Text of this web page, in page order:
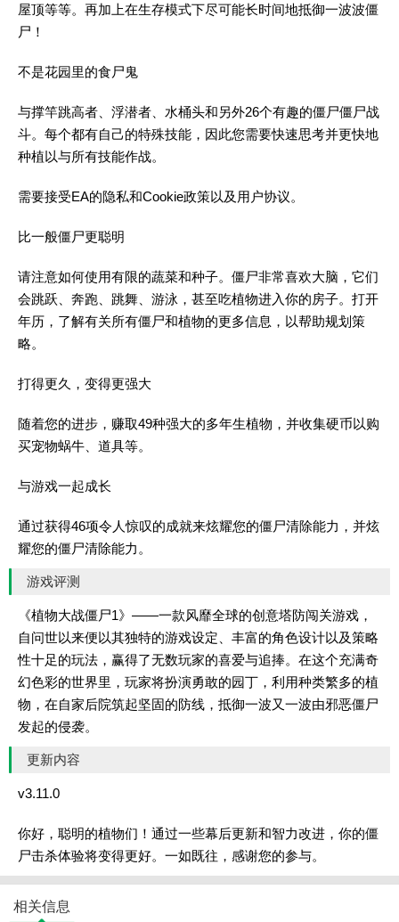
屋顶等等。再加上在生存模式下尽可能长时间地抵御一波波僵
尸！
不是花园里的食尸鬼
与撑竿跳高者、浮潜者、水桶头和另外26个有趣的僵尸僵尸战
斗。每个都有自己的特殊技能，因此您需要快速思考并更快地
种植以与所有技能作战。
需要接受EA的隐私和Cookie政策以及用户协议。
比一般僵尸更聪明
请注意如何使用有限的蔬菜和种子。僵尸非常喜欢大脑，它们
会跳跃、奔跑、跳舞、游泳，甚至吃植物进入你的房子。打开
年历，了解有关所有僵尸和植物的更多信息，以帮助规划策
略。
打得更久，变得更强大
随着您的进步，赚取49种强大的多年生植物，并收集硬币以购
买宠物蜗牛、道具等。
与游戏一起成长
通过获得46项令人惊叹的成就来炫耀您的僵尸清除能力，并炫
耀您的僵尸清除能力。
游戏评测
《植物大战僵尸1》——一款风靡全球的创意塔防闯关游戏，
自问世以来便以其独特的游戏设定、丰富的角色设计以及策略
性十足的玩法，赢得了无数玩家的喜爱与追捧。在这个充满奇
幻色彩的世界里，玩家将扮演勇敢的园丁，利用种类繁多的植
物，在自家后院筑起坚固的防线，抵御一波又一波由邪恶僵尸
发起的侵袭。
更新内容
v3.11.0
你好，聪明的植物们！通过一些幕后更新和智力改进，你的僵
尸击杀体验将变得更好。一如既往，感谢您的参与。
相关信息